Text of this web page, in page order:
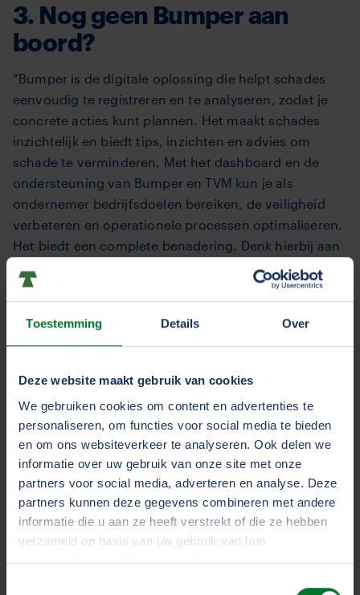
Toestemming Details Over
Deze website maakt gebruik van cookies
We gebruiken cookies om content en advertenties te
personaliseren, om functies voor social media te bieden
en om ons websiteverkeer te analyseren. Ook delen we
informatie over uw gebruik van onze site met onze
partners voor social media, adverteren en analyse. Deze
partners kunnen deze gegevens combineren met andere
informatie die u aan ze heeft verstrekt of die ze hebben
verzameld op basis van uw gebruik van hun
services. Door op 'Details' te klikken, kunt u meer lezen
3. Nog geen Bumper aan
boord?
“Bumper is de digitale oplossing die helpt schades
eenvoudig te registreren en te analyseren, zodat je
concrete acties kunt plannen. Het maakt schades
inzichtelijk en biedt tips, inzichten en advies om
schade te verminderen. Met het dashboard en de
ondersteuning van Bumper en TVM kun je als
ondernemer bedrijfsdoelen bereiken, de veiligheid
verbeteren en operationele processen optimaliseren.
Het biedt een complete benadering. Denk hierbij aan
de voertuigcontrole, schade melden, het
analysedashboard, jouw Bumper-vloot en de
we aan het doel van gemiddeld twintig procent
minder schade in twee jaar tijd.”
4.Wat zijn de voordelen?
“De Voertuigcontrole geeft een realtime inzicht in alle
uitgevoerde controles voor vertrek. Voor de
transportondernemer wordt in één oogopslag
duidelijke welke voertuigen in het wagenpark
aandacht nodig hebben. Verder kan de schade direct
worden gemeld en worden doorgegeven aan